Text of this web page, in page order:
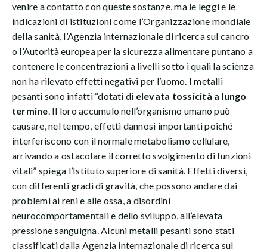
venire a contatto con queste sostanze, ma le leggi e le
indicazioni di istituzioni come l’Organizzazione mondiale
della sanità, l’Agenzia internazionale di ricerca sul cancro
o l’Autorità europea per la sicurezza alimentare puntano a
contenere le concentrazioni a livelli sotto i quali la scienza
non ha rilevato effetti negativi per l’uomo. I metalli
pesanti sono infatti “dotati di elevata tossicità a lungo
termine. Il loro accumulo nell’organismo umano può
causare, nel tempo, effetti dannosi importanti poiché
interferiscono con il normale metabolismo cellulare,
arrivando a ostacolare il corretto svolgimento di funzioni
vitali” spiega l’Istituto superiore di sanità. Effetti diversi,
con differenti gradi di gravità, che possono andare dai
problemi ai reni e alle ossa, a disordini
neurocomportamentali e dello sviluppo, all’elevata
pressione sanguigna. Alcuni metalli pesanti sono stati
classificati dalla Agenzia internazionale di ricerca sul